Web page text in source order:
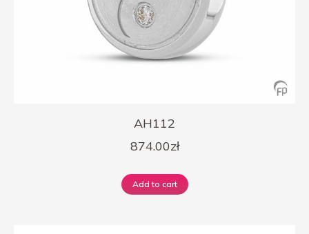
AH112
874.00zł
Add to cart